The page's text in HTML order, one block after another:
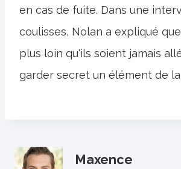
en cas de fuite. Dans une
coulisses, Nolan a expliqué
plus loin qu'ils soient jamais
garder secret un élément de
Maxence